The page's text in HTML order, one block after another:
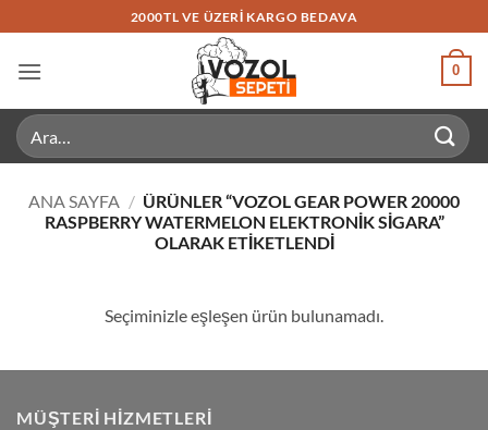
atla
2000TL VE ÜZERI KARGO BEDAVA
0
Ara:
ANA SAYFA / ÜRÜNLER “VOZOL GEAR POWER 20000
RASPBERRY WATERMELON ELEKTRONIK SIGARA”
OLARAK ETIKETLENDI
Seçiminizle eşleşen ürün bulunamadı.
MÜŞTERI HIZMETLERI